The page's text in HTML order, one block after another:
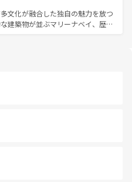
すいタイの人々、仏教を中心とし
光資源が、訪れる旅人を魅了し続
するはず。観光スポットが密集し
ろを回れるのも魅力。息をのむよ
験まで、香港を存分に楽しみ尽く
文化が融合した独自の魅力を放つ
建築物が並ぶマリーナベイ、歴史
風情を楽しめる外せないスポット